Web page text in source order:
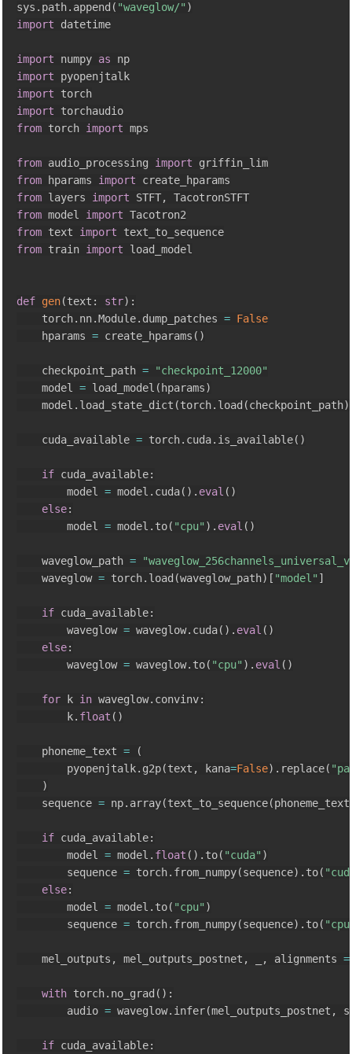
sys . path. append ( "waveglow/" )
import datetime
import numpy as
np
import
pyopenjtalk
import
torch
import
torchaudio
from torch import mps
from audio_processing import
griffin_lim
from hparams import
from layers import STFT,
TacotronSTFT
from model import
from text import
text_to_sequence
from train import load_model
def gen(text : str) :
    torch
. nn.Module. dump_patches = False
    hparams
= create_hparams ( )
    checkpoint_path
=
"checkpoint_12000"
    model
= load_model (hparams)
    model
. load_state_dict (torch. load (checkpoint_path)
    cuda_available
= torch. cuda. is_available( )
if cuda_available:
        model
= model . cuda( ) . eval ( )
else:
        model
= model . to( "cpu" ) . eval ( )
    waveglow_path
=
    waveglow
= torch. load (waveglow_path) [ "model" ]
if cuda_available:
        waveglow
= waveglow. cuda( ) . eval ( )
else:
        waveglow
= waveglow. to( "cpu" ) . eval ( )
for k in waveglow. convinv:
        k
. float ( )
    phoneme_text
=
(
        pyopenjtalk
. g2p(text , kana=False) . replace(
)
    sequence
= np. array(text_to_sequence(phoneme_text
if cuda_available:
        model
= model . float ( ) . to( "cuda" )
        sequence
= torch. from_numpy(sequence) . to(
else:
        model
= model . to( "cpu" )
        sequence
= torch. from_numpy(sequence) . to(
    mel_outputs
, mel_outputs_postnet , , alignments =
with torch. no_grad ( ) :
        audio
= waveglow. infer(mel_outputs_postnet ,
if cuda_available: